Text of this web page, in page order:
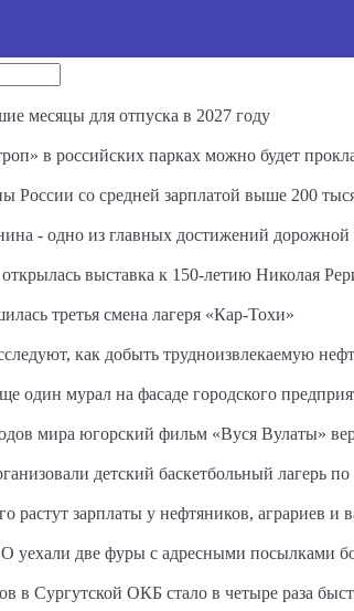
месяцы для отпуска в 2027 году
в российских парках можно будет
России со средней зарплатой выше 200
- одно из главных достижений
выставка к 150-летию Николая
третья смена лагеря «Кар-Тохи»
как добыть трудноизвлекаемую
один мурал на фасаде городского
мира югорский фильм «Вуся Вулаты»
детский баскетбольный лагерь по
зарплаты у нефтяников, аграриев и
уехали две фуры с адресными посылками
в Сургутской ОКБ стало в четыре раза